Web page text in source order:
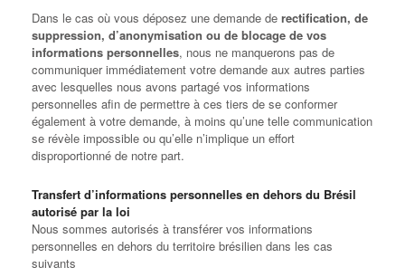
Dans le cas où vous déposez une demande de rectification, de
suppression, d’anonymisation ou de blocage de vos
informations personnelles, nous ne manquerons pas de
communiquer immédiatement votre demande aux autres parties
avec lesquelles nous avons partagé vos informations
personnelles afin de permettre à ces tiers de se conformer
également à votre demande, à moins qu’une telle communication
se révèle impossible ou qu’elle n’implique un effort
disproportionné de notre part.
Transfert d’informations personnelles en dehors du Brésil
autorisé par la loi
Nous sommes autorisés à transférer vos informations
personnelles en dehors du territoire brésilien dans les cas
suivants